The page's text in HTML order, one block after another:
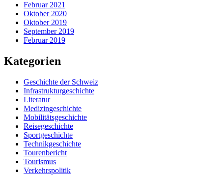
Februar 2021
Oktober 2020
Oktober 2019
September 2019
Februar 2019
Kategorien
Geschichte der Schweiz
Infrastrukturgeschichte
Literatur
Medizingeschichte
Mobilitätsgeschichte
Reisegeschichte
Sportgeschichte
Technikgeschichte
Tourenbericht
Tourismus
Verkehrspolitik